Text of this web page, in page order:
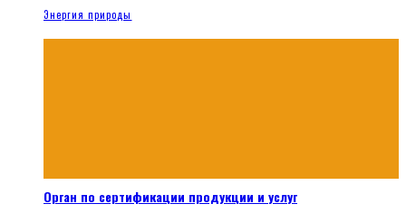
Энергия природы
Орган по сертификации продукции и услуг